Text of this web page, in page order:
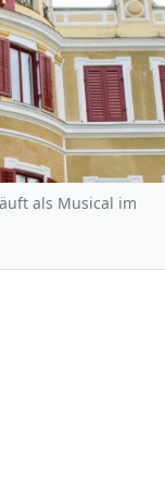
als Musical im